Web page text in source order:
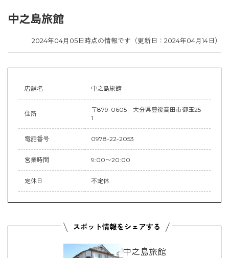
中之島旅館
2024年04月05日時点の情報です（更新日：2024年04月14日）
店舗名 中之島旅館
住所
〒879-0605 大分県豊後高田市御玉25-
1
電話番号 0978-22-2053
営業時間 9:00〜20:00
定休日 不定休
中之島旅館